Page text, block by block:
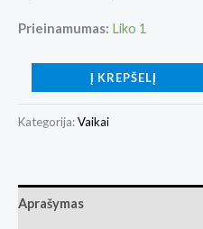
Prieinamumas: Liko 1
Į KREPŠELĮ
Kategorija:Vaikai
Aprašymas